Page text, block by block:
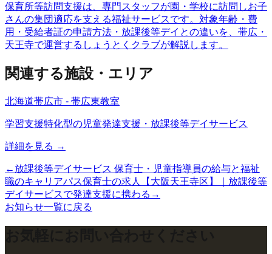
保育所等訪問支援は、専門スタッフが園・学校に訪問しお子
さんの集団適応を支える福祉サービスです。対象年齢・費
用・受給者証の申請方法・放課後等デイとの違いを、帯広・
天王寺で運営するしょうとくクラブが解説します。
関連する施設・エリア
北海道帯広市 - 帯広東教室
学習支援特化型の児童発達支援・放課後等デイサービス
詳細を見る →
← 放課後等デイサービス 保育士・児童指導員の給与と福祉
職のキャリアパス保育士の求人【大阪天王寺区】｜放課後等
デイサービスで発達支援に携わる →
お知らせ一覧に戻る